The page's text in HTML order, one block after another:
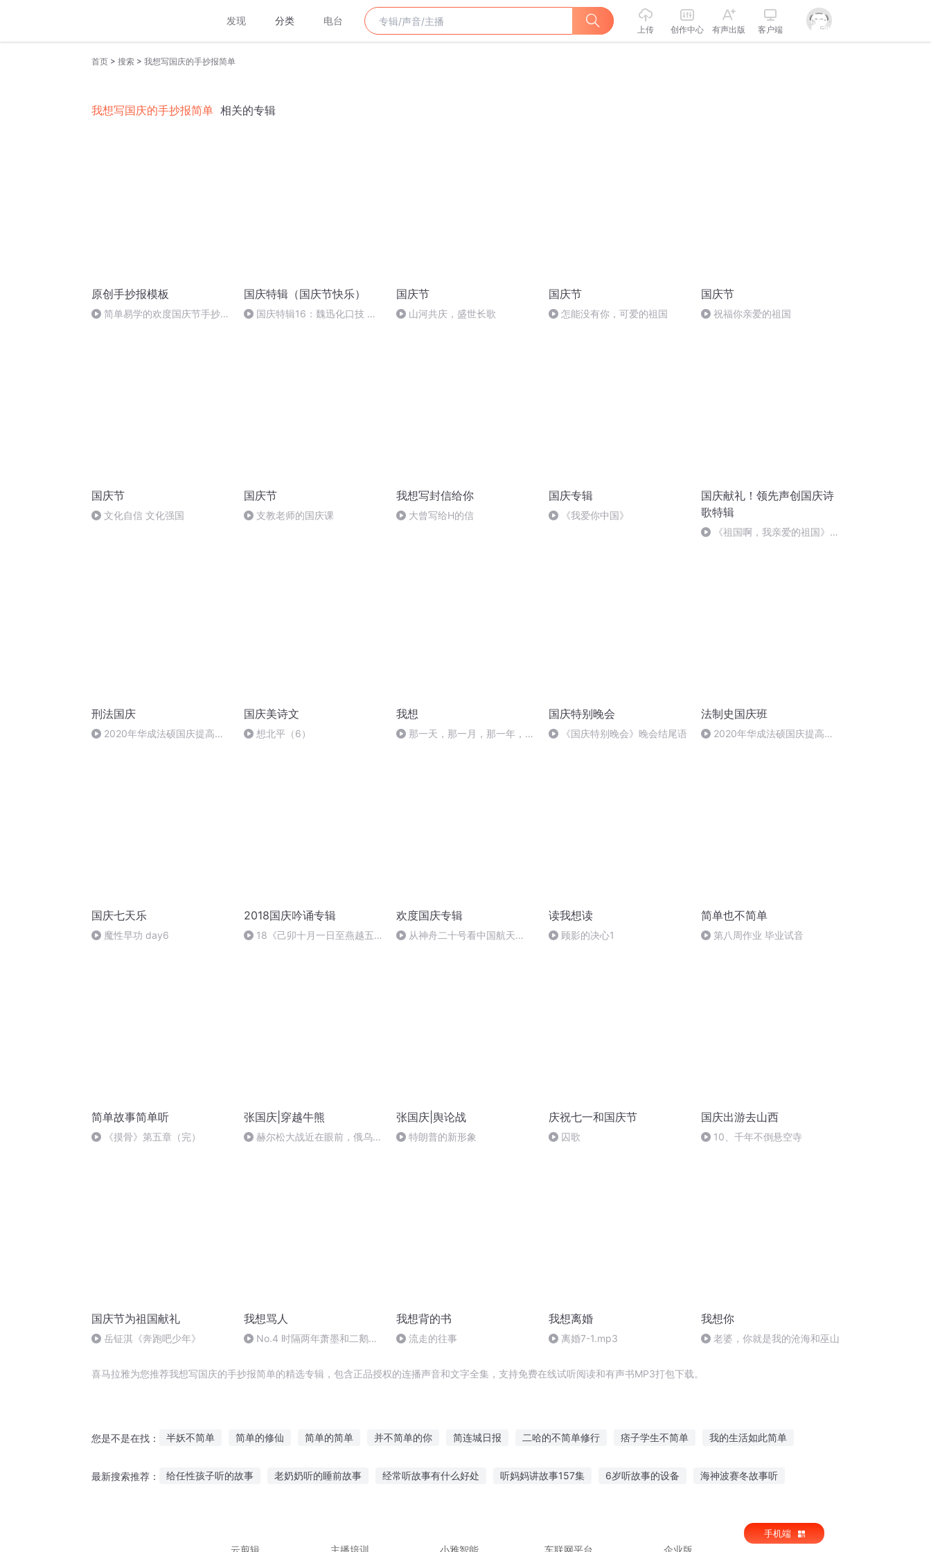
发现 分类 电台
上传 创作中心 有声出版 客户端
首页 > 搜索 > 我想写国庆的手抄报简单
我想写国庆的手抄报简单 相关的专辑
原创手抄报模板
简单易学的欢度国庆节手抄报
国庆特辑（国庆节快乐）
国庆特辑16：魏迅化口技 二
国庆节
山河共庆，盛世长歌
国庆节
怎能没有你，可爱的祖国
国庆节
祝福你亲爱的祖国
国庆节
文化自信 文化强国
国庆节
支教老师的国庆课
我想写封信给你
大曾写给H的信
国庆专辑
《我爱你中国》
国庆献礼！领先声创国庆诗
歌特辑
《祖国啊，我亲爱的祖国》温
刑法国庆
2020年华成法硕国庆提高班
国庆美诗文
想北平（6）
我想
那一天，那一月，那一年，那
国庆特别晚会
《国庆特别晚会》晚会结尾语
法制史国庆班
2020年华成法硕国庆提高班
国庆七天乐
魔性早功 day6
2018国庆吟诵专辑
18《己卯十月一日至燕越五
欢度国庆专辑
从神舟二十号看中国航天
读我想读
顾影的决心1
简单也不简单
第八周作业 毕业试音
简单故事简单听
《摸骨》第五章（完）
张国庆|穿越牛熊
赫尔松大战近在眼前，俄乌冲
张国庆|舆论战
特朗普的新形象
庆祝七一和国庆节
囚歌
国庆出游去山西
10、千年不倒悬空寺
国庆节为祖国献礼
岳钲淇《奔跑吧少年》
我想骂人
No.4 时隔两年萧墨和二鹅的
我想背的书
流走的往事
我想离婚
离婚7-1.mp3
我想你
老婆，你就是我的沧海和巫山
喜马拉雅为您推荐我想写国庆的手抄报简单的精选专辑，包含正品授权的连播声音和文字全集，支持免费在线试听阅读和有声书MP3打包下载。
您是不是在找： 半妖不简单 简单的修仙 简单的简单 并不简单的你 简连城日报 二哈的不简单修行 痞子学生不简单 我的生活如此简单
最新搜索推荐： 给任性孩子听的故事 老奶奶听的睡前故事 经常听故事有什么好处 听妈妈讲故事157集 6岁听故事的设备 海神波赛冬故事听
云剪辑
主播培训 小雅智能 车联网平台 企业版
手机端